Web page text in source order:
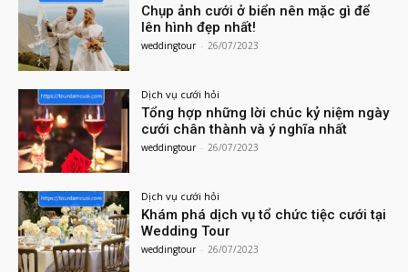
Chụp ảnh cưới ở biển nên mặc gì để
lên hình đẹp nhất!
weddingtour - 26/07/2023
Dịch vụ cưới hỏi
Tổng hợp những lời chúc kỷ niệm ngày
cưới chân thành và ý nghĩa nhất
weddingtour - 26/07/2023
Dịch vụ cưới hỏi
Khám phá dịch vụ tổ chức tiệc cưới tại
Wedding Tour
weddingtour - 26/07/2023